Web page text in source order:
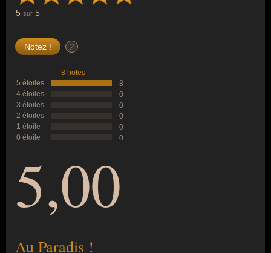
5 sur 5
?
8 notes
5 étoiles
8
4 étoiles
0
3 étoiles
0
2 étoiles
0
1 étoile
0
0 étoile
0
5,00
Au Paradis !